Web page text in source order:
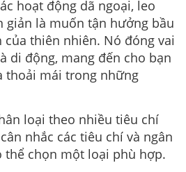
hoạt động dã ngoại, leo
giản là muốn tận hưởng bầu
thiên nhiên. Nó đóng vai
di động, mang đến cho bạn
thoải mái trong những
loại theo nhiều tiêu chí
nhắc các tiêu chí và ngân
thể chọn một loại phù hợp.